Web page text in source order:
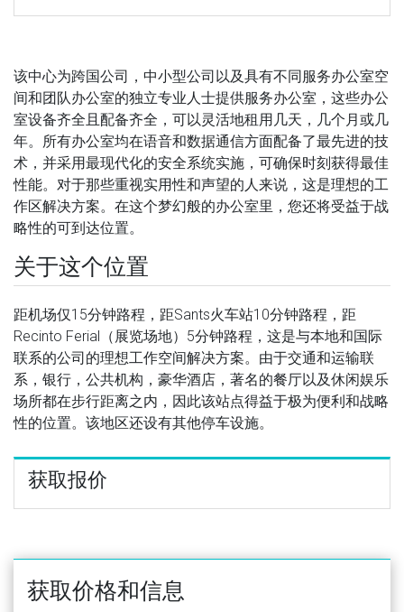
该中心为跨国公司，中小型公司以及具有不同服务办公室空
间和团队办公室的独立专业人士提供服务办公室，这些办公
室设备齐全且配备齐全，可以灵活地租用几天，几个月或几
年。所有办公室均在语音和数据通信方面配备了最先进的技
术，并采用最现代化的安全系统实施，可确保时刻获得最佳
性能。对于那些重视实用性和声望的人来说，这是理想的工
作区解决方案。在这个梦幻般的办公室里，您还将受益于战
略性的可到达位置。
关于这个位置
距机场仅15分钟路程，距Sants火车站10分钟路程，距
Recinto Ferial（展览场地）5分钟路程，这是与本地和国际
联系的公司的理想工作空间解决方案。由于交通和运输联
系，银行，公共机构，豪华酒店，著名的餐厅以及休闲娱乐
场所都在步行距离之内，因此该站点得益于极为便利和战略
性的位置。该地区还设有其他停车设施。
获取报价
获取价格和信息